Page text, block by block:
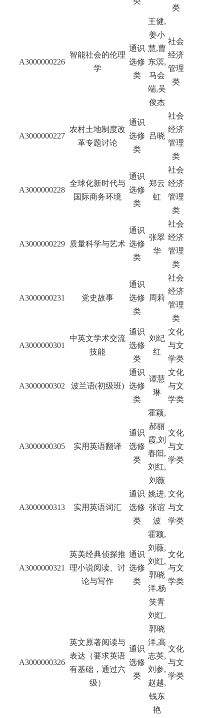
类
A3000000226
智能社会的伦理
学
通识
选修
类
王健,
姜小
慧,曹
东溟,
马会
端,吴
俊杰
社会
经济
管理
类
A3000000227
农村土地制度改
革专题讨论
通识
选修
类
吕晓
社会
经济
管理
类
A3000000228
全球化新时代与
国际商务环境
通识
选修
类
郑云
虹
社会
经济
管理
类
A3000000229 质量科学与艺术
通识
选修
类
张翠
华
社会
经济
管理
类
A3000000231 党史故事
通识
选修
类
周莉
社会
经济
管理
类
A3000000301
中英文学术交流
技能
通识
选修
类
刘纪
红
文化
与文
学类
A3000000302 波兰语(初级班)
通识
选修
类
谭慧
琳
文化
与文
学类
A3000000305 实用英语翻译
通识
选修
类
霍颖,
郝丽
霞,刘
春阳,
刘红,
刘薇
文化
与文
学类
A3000000313 实用英语词汇
通识
选修
类
姚进,
张谊
波
文化
与文
学类
A3000000321
英美经典侦探推
理小说阅读、讨
论与写作
通识
选修
类
霍颖,
刘薇,
刘红,
郭晓
洋,杨
笑青
文化
与文
学类
A3000000326
英文原著阅读与
表达（要求英语
有基础，通过六
级）
通识
选修
类
刘红,
郭晓
洋,高
志英,
刘参,
赵越,
钱东
艳
文化
与文
学类